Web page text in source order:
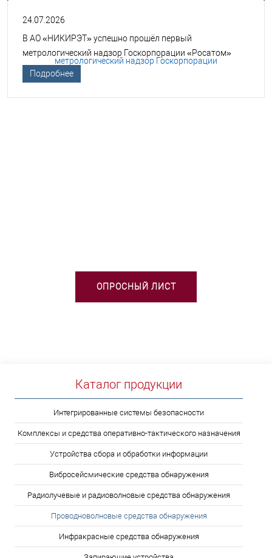
24.07.2026
В АО «НИКИРЭТ» успешно прошёл первый
метрологический надзор Госкорпорации «Росатом»
Подробнее
ОПРОСНЫЙ ЛИСТ
Каталог продукции
Интегрированные системы безопасности
Комплексы и средства оперативно-тактического назначения
Устройства сбора и обработки информации
Вибросейсмические средства обнаружения
Радиолучевые и радиоволновые средства обнаружения
Проводноволновые средства обнаружения
Инфракрасные средства обнаружения